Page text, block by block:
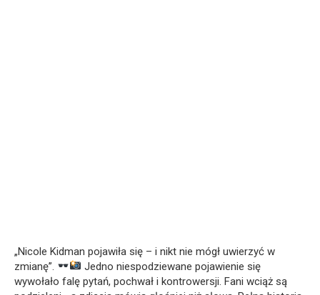
„Nicole Kidman pojawiła się – i nikt nie mógł uwierzyć w
zmianę”.
Jedno niespodziewane pojawienie się
wywołało falę pytań, pochwał i kontrowersji. Fani wciąż są